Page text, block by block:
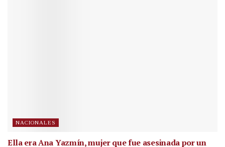
NACIONALES
Ella era Ana Yazmín, mujer que fue asesinada por un